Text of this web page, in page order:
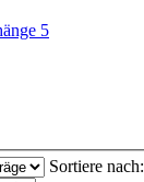
5
Sortiere nach: